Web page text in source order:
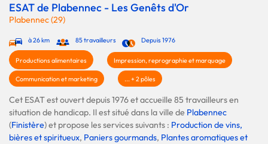
ESAT de Plabennec - Les Genêts d'Or
Plabennec (29)
à 26 km 85 travailleurs Depuis 1976
Productions alimentaires Impression, reprographie et marquage
Communication et marketing ... + 2 pôles
Cet ESAT est ouvert depuis 1976 et accueille 85 travailleurs en
situation de handicap. Il est situé dans la ville de Plabennec
(Finistère) et propose les services suivants : Production de vins,
bières et spiritueux, Paniers gourmands, Plantes aromatiques et